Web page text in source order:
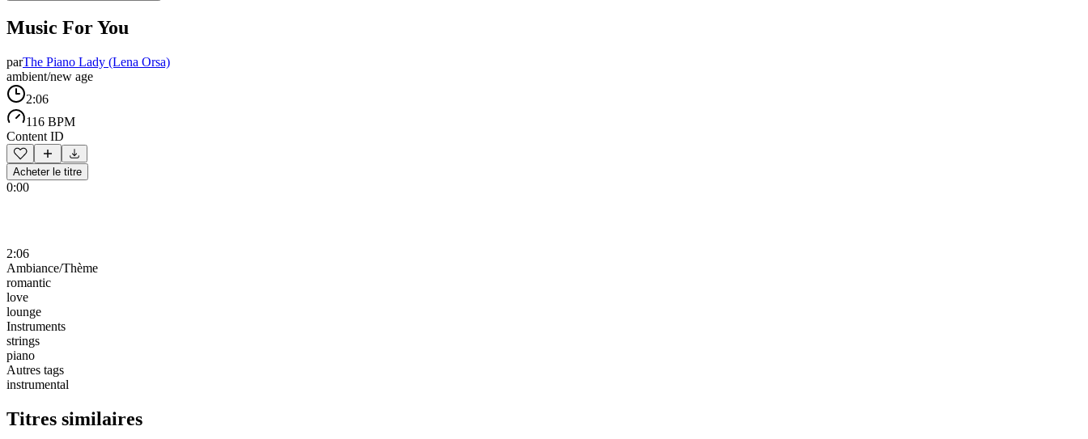
Music For You
parThe Piano Lady (Lena Orsa)
ambient/new age
2:06
116 BPM
Content ID
Acheter le titre
0:00
2:06
Ambiance/Thème
romantic
love
lounge
Instruments
strings
piano
Autres tags
instrumental
Titres similaires